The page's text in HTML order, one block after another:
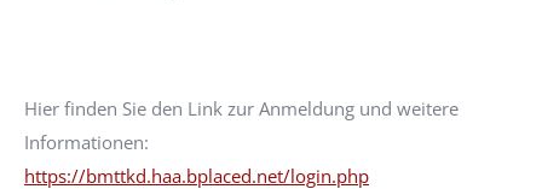
Hier finden Sie den Link zur Anmeldung und weitere
Informationen:
https://bmttkd.haa.bplaced.net/login.php